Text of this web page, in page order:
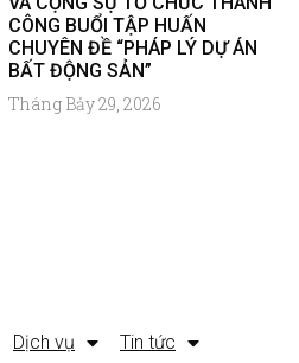
CÔNG BUỔI TẬP HUẤN
CHUYÊN ĐỀ “PHÁP LÝ DỰ ÁN
BẤT ĐỘNG SẢN”
Tháng Bảy 29, 2026
Dịch vụ Tin tức